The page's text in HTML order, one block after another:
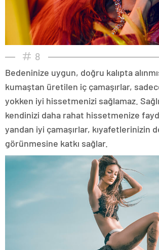
8
Bedeninize uygun, doğru kalıpta
kumaştan üretilen iç çamaşırlar,
yokken iyi hissetmenizi sağlamaz.
kendinizi daha rahat hissetmenize
yandan iyi çamaşırlar, kıyafetlerinizin
görünmesine katkı sağlar.